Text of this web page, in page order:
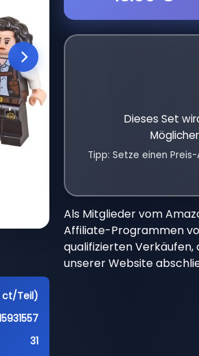
ct/Teil)
31
Dieses Set
Tipp: Setze einen
Als Mitglieder vom
Affiliate-Programmen
qualifizierten Verkäufen,
unserer Website